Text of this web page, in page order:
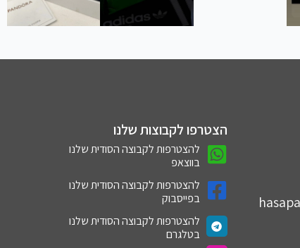
הצטרפו לקבוצות שלנו
להצטרפות לקבוצה הסודית שלנו
בווצאפ
להצטרפות לקבוצה הסודית שלנו
בפייסבוק
להצטרפות לקבוצה הסודית שלנו
בטלגרם